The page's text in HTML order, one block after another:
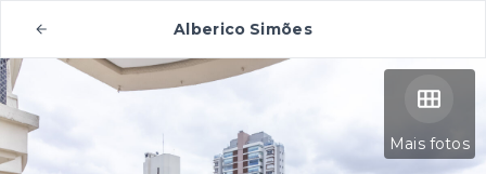
Alberico Simões
Mais fotos